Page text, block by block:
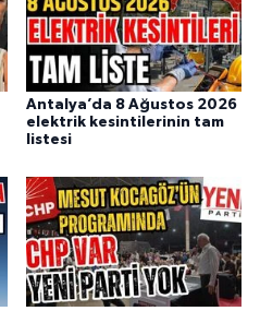
Antalya’da 8 Ağustos 2026
elektrik kesintilerinin tam
listesi